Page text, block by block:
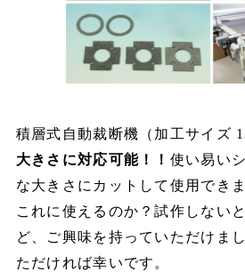
積層式自動裁断機（加工サイズ
大きさに対応可能！！ 使い易い
な大きさにカットして使用できま
これに使えるのか？試作しない
ど、ご興味を持っていただけま
ただければ幸いです。